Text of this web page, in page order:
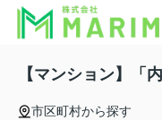
【マンション】「
市区町村から探す